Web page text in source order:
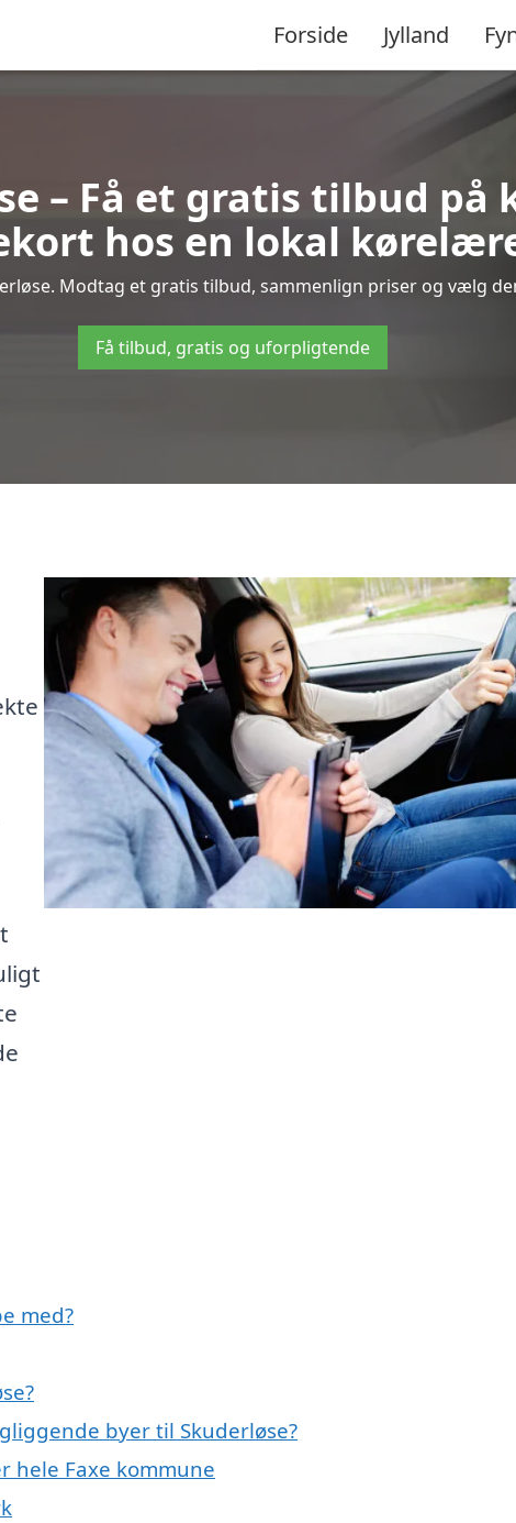
Forside Jylland
– Få et gratis tilbud
hos en lokal
Modtag et gratis tilbud, sammenlign priser og vælg
Få tilbud, gratis og uforpligtende
med?
byer til Skuderløse?
hele Faxe kommune